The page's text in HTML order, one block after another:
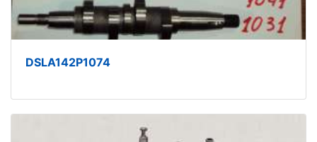
DSLA142P1074